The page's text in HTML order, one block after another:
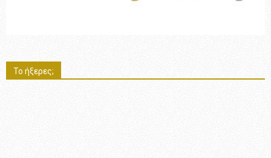
Το ήξερες;